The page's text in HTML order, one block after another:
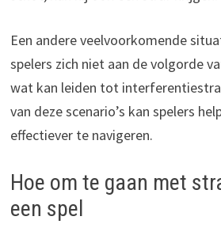
Een andere veelvoorkomende
spelers zich niet aan de volgorde
wat kan leiden tot
van deze scenario’s kan spelers
effectiever te navigeren.
Hoe om te gaan met
een spel